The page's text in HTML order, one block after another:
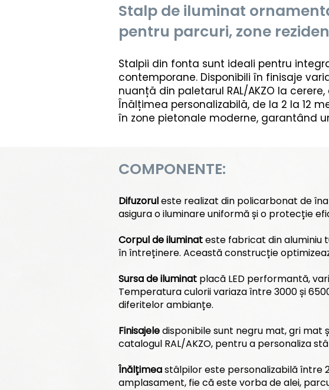
Stalp de iluminat
pentru parcuri, zone
Stalpii din fonta sunt ideali pentru
contemporane. Disponibili în finisaje
nuanță din paletarul RAL/AKZO la
Înălțimea personalizabilă, de la 2 la 12
în zone pietonale moderne, garantând
COMPONENTE:
Difuzoruleste realizat din policarbonat de
asigura o iluminare uniformă și o protecție
Corpul de iluminateste fabricat din aluminiu
în întreținere. Această construcție
Sursa de iluminat placă LED performantă,
Temperatura culorii variaza între 3000 și
diferitelor ambianțe.
Finisajeledisponibile sunt negru mat, gri
catalogul RAL/AKZO, pentru a personaliza
Înălțimeastâlpilor este personalizabilă între
amplasament, fie că este vorba de alei,